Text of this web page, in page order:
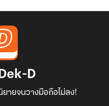
D
ายจนวางมือถือไม่ลง!